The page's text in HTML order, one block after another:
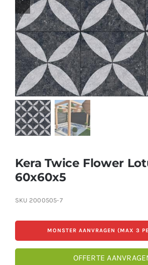
Contact
Offerte aanvragen
Kera Twice Flower
60x60x5
SKU 2000505-7
MONSTER AANVRAGEN (MAX 3
OFFERTE